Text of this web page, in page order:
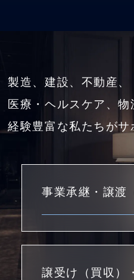
製造、建設、不動産、
医療・ヘルスケア、
経験豊富な私たちがサ
事業承継・譲渡
譲受け（買収）